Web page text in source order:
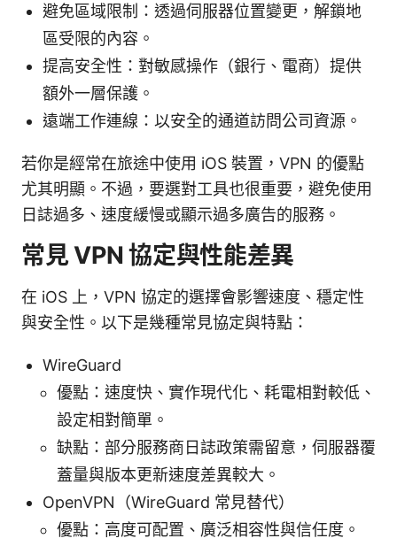
避免區域限制：透過伺服器位置變更，解鎖地
區受限的內容。
提高安全性：對敏感操作（銀行、電商）提供
額外一層保護。
遠端工作連線：以安全的通道訪問公司資源。
若你是經常在旅途中使用 iOS 裝置，VPN 的優點
尤其明顯。不過，要選對工具也很重要，避免使用
日誌過多、速度緩慢或顯示過多廣告的服務。
常見 VPN 協定與性能差異
在 iOS 上，VPN 協定的選擇會影響速度、穩定性
與安全性。以下是幾種常見協定與特點：
WireGuard
優點：速度快、實作現代化、耗電相對較低、
設定相對簡單。
缺點：部分服務商日誌政策需留意，伺服器覆
蓋量與版本更新速度差異較大。
OpenVPN（WireGuard 常見替代）
優點：高度可配置、廣泛相容性與信任度。